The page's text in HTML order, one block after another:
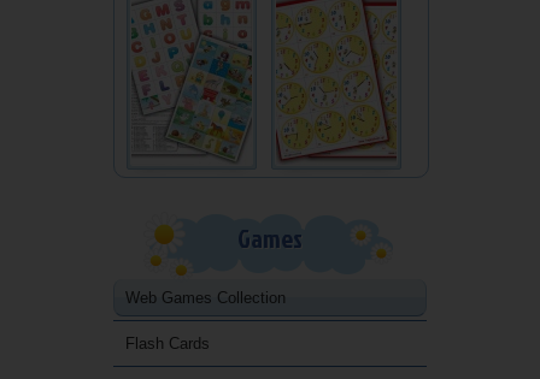
Games
Web Games Collection
Flash Cards